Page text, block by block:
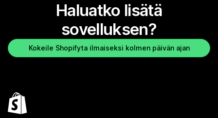
Haluatko lisätä
sovelluksen?
Kokeile Shopifyta ilmaiseksi kolmen päivän ajan